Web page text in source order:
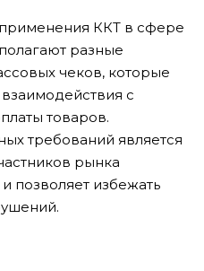
ККТ в сфере
разные
чеков, которые
с
товаров.
требований является
рынка
позволяет избежать